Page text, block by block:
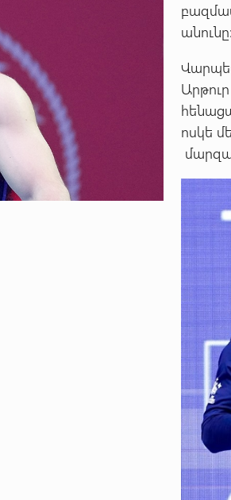
անունը:
ոսկե